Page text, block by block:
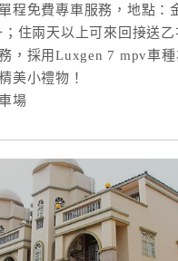
程免費專車服務，地點：
住兩天以上可來回接送乙
，採用Luxgen 7 mpv車種
美小禮物！
場